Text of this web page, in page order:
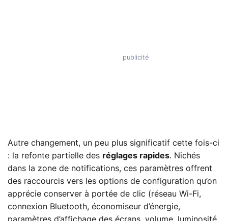
Autre changement, un peu plus significatif cette fois-ci
: la refonte partielle des réglages rapides. Nichés
dans la zone de notifications, ces paramètres offrent
des raccourcis vers les options de configuration qu’on
apprécie conserver à portée de clic (réseau Wi-Fi,
connexion Bluetooth, économiseur d’énergie,